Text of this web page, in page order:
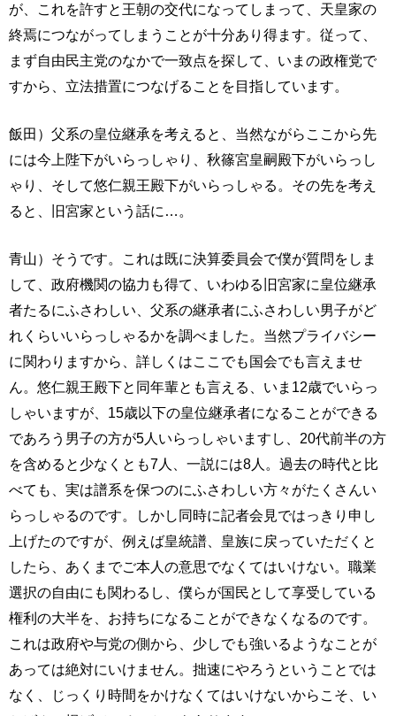
が、これを許すと王朝の交代になってしまって、天皇家の
終焉につながってしまうことが十分あり得ます。従って、
まず自由民主党のなかで一致点を探して、いまの政権党で
すから、立法措置につなげることを目指しています。
飯田）父系の皇位継承を考えると、当然ながらここから先
には今上陛下がいらっしゃり、秋篠宮皇嗣殿下がいらっし
ゃり、そして悠仁親王殿下がいらっしゃる。その先を考え
ると、旧宮家という話に…。
青山）そうです。これは既に決算委員会で僕が質問をしま
して、政府機関の協力も得て、いわゆる旧宮家に皇位継承
者たるにふさわしい、父系の継承者にふさわしい男子がど
れくらいいらっしゃるかを調べました。当然プライバシー
に関わりますから、詳しくはここでも国会でも言えませ
ん。悠仁親王殿下と同年輩とも言える、いま12歳でいらっ
しゃいますが、15歳以下の皇位継承者になることができる
であろう男子の方が5人いらっしゃいますし、20代前半の方
を含めると少なくとも7人、一説には8人。過去の時代と比
べても、実は譜系を保つのにふさわしい方々がたくさんい
らっしゃるのです。しかし同時に記者会見ではっきり申し
上げたのですが、例えば皇統譜、皇族に戻っていただくと
したら、あくまでご本人の意思でなくてはいけない。職業
選択の自由にも関わるし、僕らが国民として享受している
権利の大半を、お持ちになることができなくなるのです。
これは政府や与党の側から、少しでも強いるようなことが
あっては絶対にいけません。拙速にやろうということでは
なく、じっくり時間をかけなくてはいけないからこそ、い